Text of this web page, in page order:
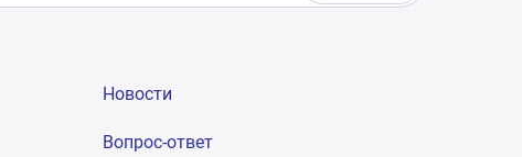
Новости
Вопрос-ответ